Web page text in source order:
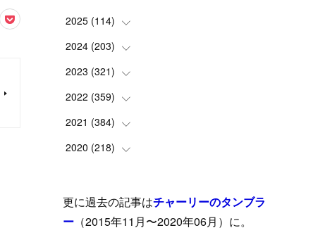
2025 (114)
(1)
(8)
(6)
(9)
(5 )
15
(24)
2024 (203)
(24)
(10)
(18)
(17)
16
(12)
2023 (321)
(25)
(17)
(35)
33 )
(26)
2022 (359)
(42)
(37)
(31)
(31)
2021 (384)
(9)
(39)
(23)
2020 (218)
(24)
(42)
更に過去の記事はチャーリーのタンブラ
ー （2015年11月〜2020年06月）に。